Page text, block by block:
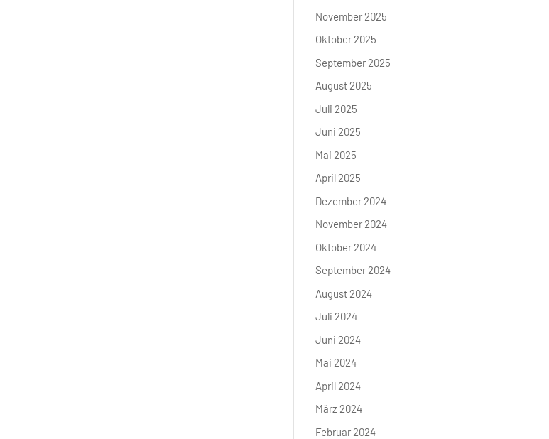
November 2025
Oktober 2025
September 2025
August 2025
Juli 2025
Juni 2025
Mai 2025
April 2025
Dezember 2024
November 2024
Oktober 2024
September 2024
August 2024
Juli 2024
Juni 2024
Mai 2024
April 2024
März 2024
Februar 2024